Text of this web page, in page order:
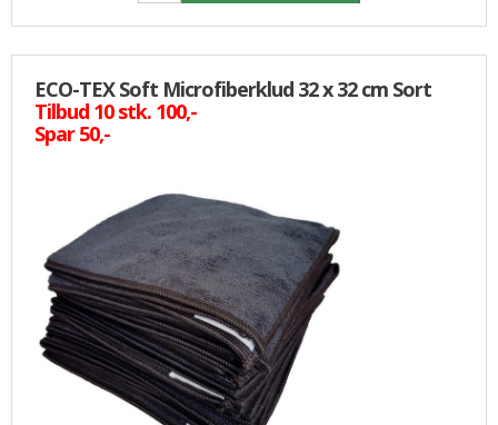
ECO-TEX Soft Microfiberklud 32 x 32 cm Sort
Tilbud 10 stk. 100,-
Spar 50,-